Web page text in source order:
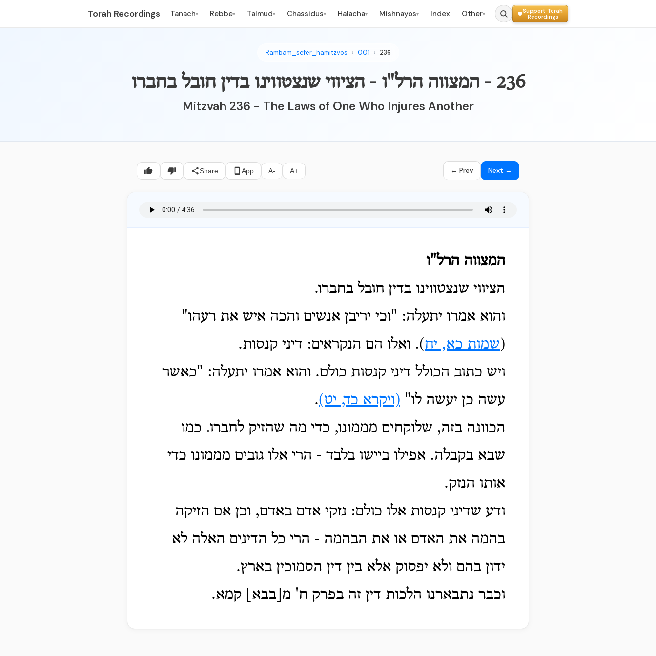
Torah Recordings Tanach▾ Rebbe▾ Talmud▾ Chassidus▾ Halacha▾ Mishnayos▾ Index Other▾
Support Torah
Recordings
Rambam_sefer_hamitzvos 001 236
236 - המצווה הרל"ו - הציווי שנצטווינו בדין חובל בחברו
Mitzvah 236 - The Laws of One Who Injures Another
Share App A- A+ ← Prev Next →
המצווה הרל"ו
הציווי שנצטווינו בדין חובל בחברו.
והוא אמרו יתעלה: "וכי יריבן אנשים והכה איש את רעהו"
(שמות כא, יח). ואלו הם הנקראים: דיני קנסות.
ויש כתוב הכולל דיני קנסות כולם. והוא אמרו יתעלה: "כאשר
עשה כן יעשה לו" (ויקרא כד, יט).
הכוונה בזה, שלוקחים מממונו, כדי מה שהזיק לחברו. כמו
שבא בקבלה. אפילו ביישו בלבד - הרי אלו גובים מממונו כדי
אותו הנזק.
ודע שדיני קנסות אלו כולם: נזקי אדם באדם, וכן אם הזיקה
בהמה את האדם או את הבהמה - הרי כל הדינים האלה לא
ידון בהם ולא יפסוק אלא בין דין הסמוכין בארץ.
וכבר נתבארנו הלכות דין זה בפרק ח' מ[בבא] קמא.